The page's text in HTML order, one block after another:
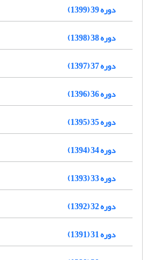
دوره 39 (1399)
دوره 38 (1398)
دوره 37 (1397)
دوره 36 (1396)
دوره 35 (1395)
دوره 34 (1394)
دوره 33 (1393)
دوره 32 (1392)
دوره 31 (1391)